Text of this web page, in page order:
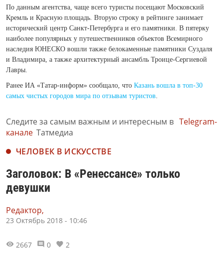
По данным агентства, чаще всего туристы посещают Московский
Кремль и Красную площадь. Вторую строку в рейтинге занимает
исторический центр Санкт-Петербурга и его памятники. В пятерку
наиболее популярных у путешественников объектов Всемирного
наследия ЮНЕСКО вошли также белокаменные памятники Суздаля
и Владимира, а также архитектурный ансамбль Троице-Сергиевой
Лавры.
Ранее ИА «Татар-информ» сообщало, что Казань вошла в топ-30
самых чистых городов мира по отзывам туристов
Следите за самым важным и интересным в Telegram-
канале Татмедиа
ЧЕЛОВЕК В ИСКУССТВЕ
Заголовок: В «Ренессансе» только
девушки
Редактор,
23 Октябрь 2018 - 10:46
2667 0 2